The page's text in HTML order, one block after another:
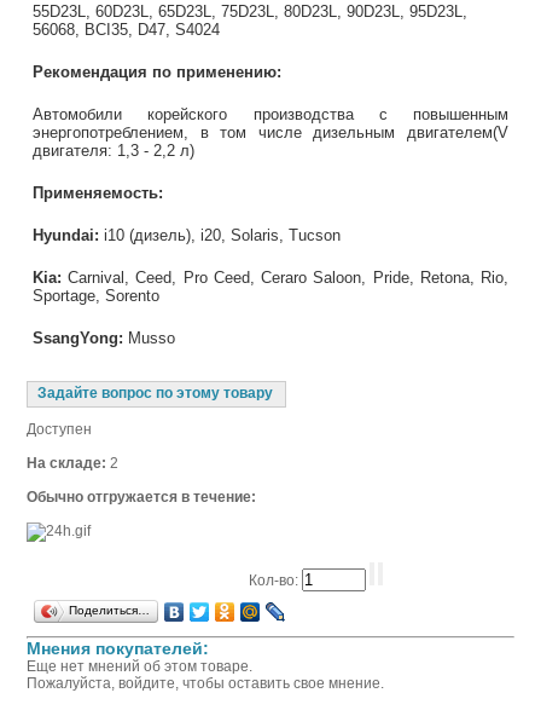
55D23L, 60D23L, 65D23L, 75D23L, 80D23L, 90D23L, 95D23L,
56068, BCI35, D47, S4024
Рекомендация по применению:
Автомобили корейского производства с повышенным
энергопотреблением, в том числе дизельным двигателем(V
двигателя: 1,3 - 2,2 л)
Применяемость:
Hyundai: i10 (дизель), i20, Solaris, Tucson
Kia:Carnival, Ceed, Pro Ceed, Ceraro Saloon, Pride, Retona, Rio,
Sportage, Sorento
SsangYong: Musso
Задайте вопрос по этому товару
Доступен
На складе: 2
Обычно отгружается в течение:
Кол-во:
Поделиться…
Мнения покупателей:
Еще нет мнений об этом товаре.
Пожалуйста, войдите, чтобы оставить свое мнение.